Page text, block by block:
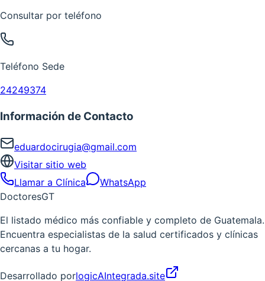
Consultar por teléfono
Teléfono Sede
24249374
Información de Contacto
eduardocirugia@gmail.com
Visitar sitio web
Llamar a Clínica
WhatsApp
DoctoresGT
El listado médico más confiable y completo de Guatemala.
Encuentra especialistas de la salud certificados y clínicas
cercanas a tu hogar.
Desarrollado porlogicAIntegrada.site